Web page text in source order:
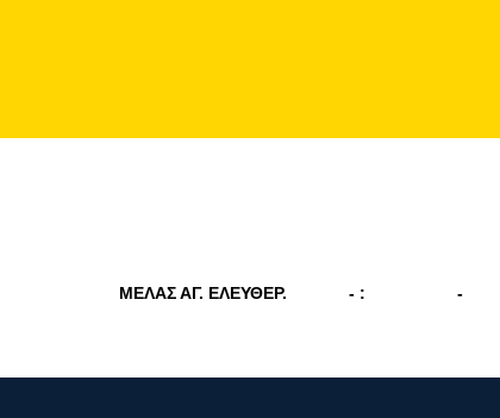
ΜΕΛΑΣ ΑΓ. ΕΛΕΥΘΕΡ. - : -